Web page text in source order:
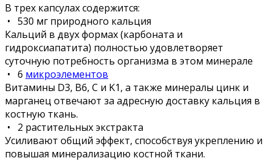
В трех капсулах содержится:
• 530 мг природного кальция
Кальций в двух формах (карбоната и
гидроксиапатита) полностью удовлетворяет
суточную потребность организма в этом минерале
• 6 микроэлементов
Витамины D3, В6, С и K1, а также минералы цинк и
марганец отвечают за адресную доставку кальция в
костную ткань.
• 2 растительных экстракта
Усиливают общий эффект, способствуя укреплению и
повышая минерализацию костной ткани.